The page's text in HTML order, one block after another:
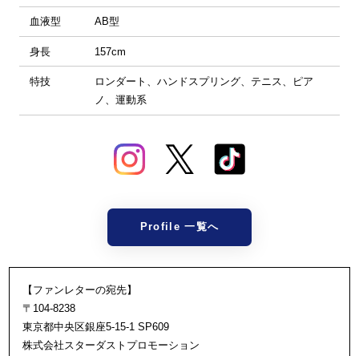
血液型 AB型
身長 157cm
特技
ロンダート、ハンドスプリング、テニス、ピア
ノ、運動系
Profile 一覧へ
【ファンレターの宛先】
〒104-8238
東京都中央区銀座5-15-1 SP609
株式会社スターダストプロモーション